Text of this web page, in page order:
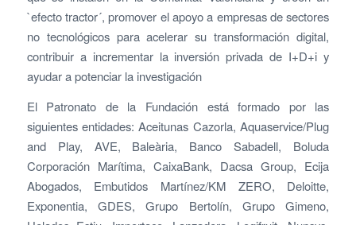
`efecto tractor´, promover el apoyo a empresas de sectores
no tecnológicos para acelerar su transformación digital,
contribuir a incrementar la inversión privada de I+D+i y
ayudar a potenciar la investigación
El Patronato de la Fundación está formado por las
siguientes entidades: Aceitunas Cazorla, Aquaservice/Plug
and Play, AVE, Baleària, Banco Sabadell, Boluda
Corporación Marítima, CaixaBank, Dacsa Group, Ecija
Abogados, Embutidos Martínez/KM ZERO, Deloitte,
Exponentia, GDES, Grupo Bertolín, Grupo Gimeno,